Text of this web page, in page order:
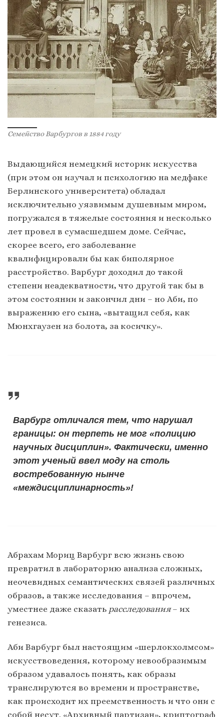
Семейство Варбургов в 1884 году
Выдающийся немецкий историк искусства
(при этом он изучал и психологию на медфаке
Берлинского университета) обладал
исключительно уязвимым душевным миром,
погружался в тяжелые состояния и несколько
лет провел в сумасшедшем доме. Сейчас,
скорее всего, его заболевание
квалифицировали бы как биполярное
расстройство. Варбург доходил до такой
степени неадекватности, что другой так бы в
этом состоянии и закончил дни – но Аби, по
выражению его сына, «вытащил себя, как
Мюнхгаузен из болота, за косичку».
Варбург отличался тем, что нарушал
границы: он терпеть не мог «полицию
научных дисциплин». Фактически, именно
этот ученый ввел моду на столь
востребованную нынче
«междисциплинарность»!
Абрахам Мориц Варбург всю жизнь свою
превратил в лабораторию анализа сложных,
неочевидных семантических связей различных
образов, а также исследования – впрочем,
уместнее даже сказать расследования– их
генезиса.
Аби Варбург был настоящим «шерлокхолмсом»
искусствоведения, которому невообразимым
образом удавалось понять, как образы
транслируются во времени и пространстве,
как происходит их преемственность и что они с
собой несут. «Архивный партизан», криптограф